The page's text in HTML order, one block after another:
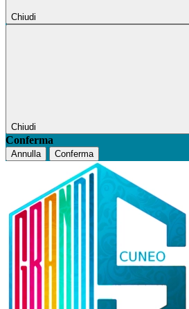
Chiudi
Chiudi
Conferma
Annulla Conferma